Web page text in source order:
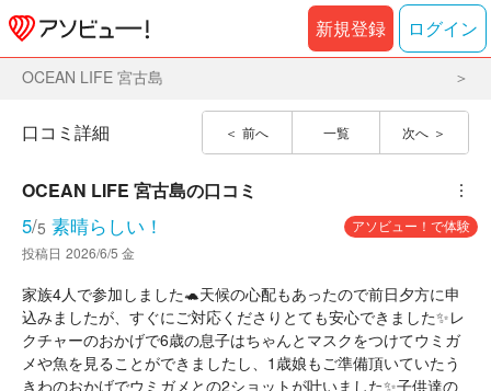
新規登録 ログイン
OCEAN LIFE 宮古島
前へ 一覧 次へ
口コミ詳細
OCEAN LIFE 宮古島の口コミ ︙
5/5 素晴らしい！
アソビュー！で体験
投稿日 2026/6/5 金
家族4人で参加しました🐢天候の心配もあったので前日夕方に申
込みましたが、すぐにご対応くださりとても安心できました✨レ
クチャーのおかげで6歳の息子はちゃんとマスクをつけてウミガ
メや魚を見ることができましたし、1歳娘もご準備頂いていたう
きわのおかげでウミガメとの2ショットが叶いました✨子供達の